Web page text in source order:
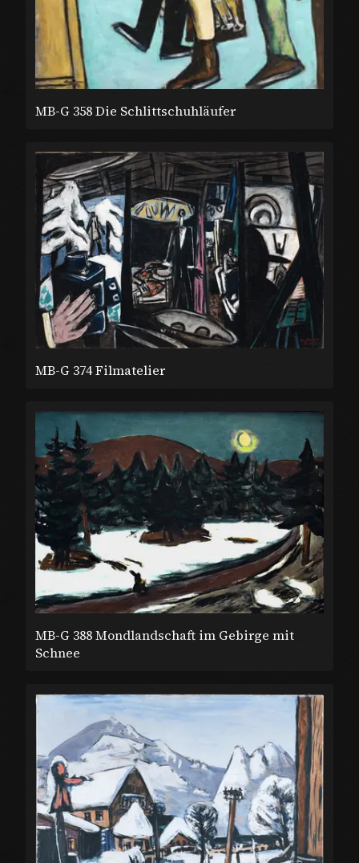
MB-G 358 Die Schlittschuhläufer
MB-G 374 Filmatelier
MB-G 388 Mondlandschaft im Gebirge mit
Schnee